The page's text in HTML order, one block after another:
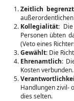
Zeitlich begrenzt
Kollegialität:
Personen übten
(Veto eines
Gewählt: Die
Ehrenamtlich:
Kosten verbunden.
Handlungen zivil-
dies selten.